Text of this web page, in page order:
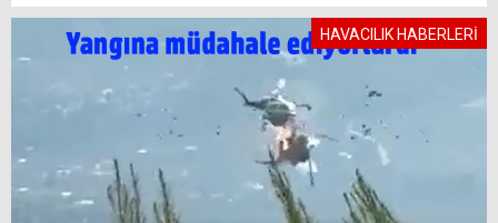
HAVACILIK HABERLERİ